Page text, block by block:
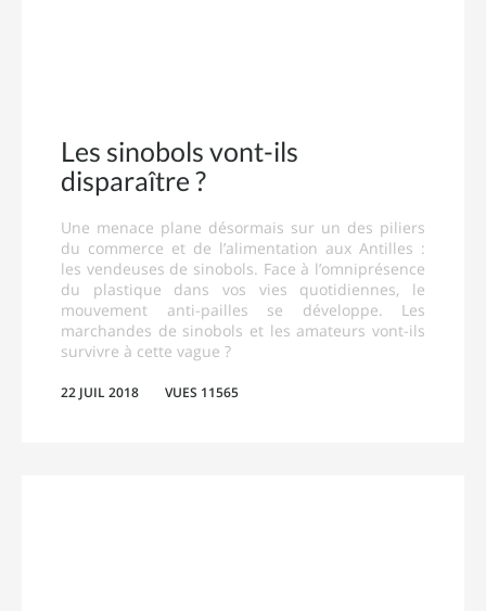
Les sinobols vont-ils
disparaître ?
Une menace plane désormais sur un des piliers
du commerce et de l’alimentation aux Antilles :
les vendeuses de sinobols. Face à l’omniprésence
du plastique dans vos vies quotidiennes, le
mouvement anti-pailles se développe. Les
marchandes de sinobols et les amateurs vont-ils
survivre à cette vague ?
22 JUIL 2018 VUES 11565